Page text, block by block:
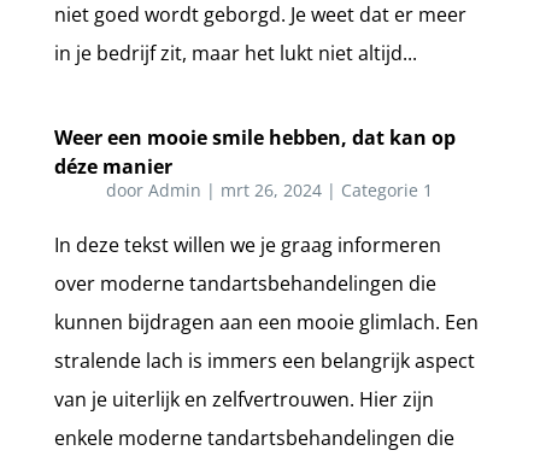
niet goed wordt geborgd. Je weet dat er meer
in je bedrijf zit, maar het lukt niet altijd...
Weer een mooie smile hebben, dat kan op
déze manier
doorAdmin | mrt 26, 2024 | Categorie 1
In deze tekst willen we je graag informeren
over moderne tandartsbehandelingen die
kunnen bijdragen aan een mooie glimlach. Een
stralende lach is immers een belangrijk aspect
van je uiterlijk en zelfvertrouwen. Hier zijn
enkele moderne tandartsbehandelingen die